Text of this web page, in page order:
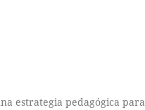
estrategia pedagógica para